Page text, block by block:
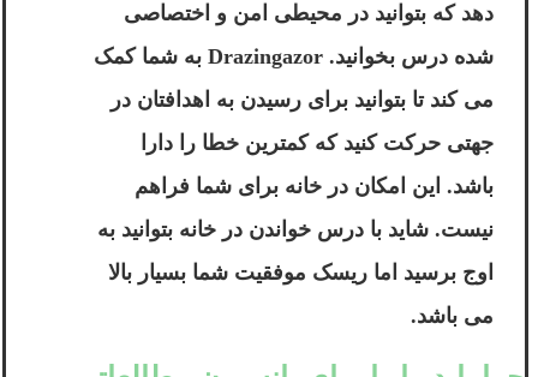
دهد که بتوانید در محیطی امن و اختصاصی
شده درس بخوانید. Drazingazor به شما کمک
می کند تا بتوانید برای رسیدن به اهدافتان در
جهتی حرکت کنید که کمترین خطا را دارا
باشد. این امکان در خانه برای شما فراهم
نیست. شاید با درس خواندن در خانه بتوانید به
اوج برسید اما ریسک موفقیت شما بسیار بالا
می باشد.